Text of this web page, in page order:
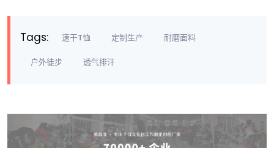
Tags: 速干T恤 定制生产 耐磨面料
户外徒步 透气排汗